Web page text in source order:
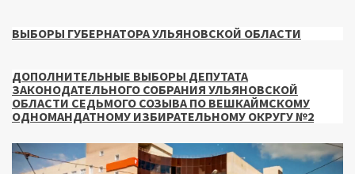
ВЫБОРЫ ГУБЕРНАТОРА УЛЬЯНОВСКОЙ ОБЛАСТИ
ДОПОЛНИТЕЛЬНЫЕ ВЫБОРЫ ДЕПУТАТА
ЗАКОНОДАТЕЛЬНОГО СОБРАНИЯ УЛЬЯНОВСКОЙ
ОБЛАСТИ СЕДЬМОГО СОЗЫВА ПО ВЕШКАЙМСКОМУ
ОДНОМАНДАТНОМУ ИЗБИРАТЕЛЬНОМУ ОКРУГУ №2